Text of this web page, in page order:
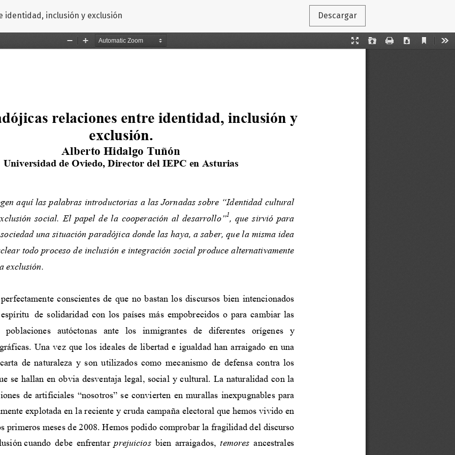
identidad, inclusión y exclusión Descargar